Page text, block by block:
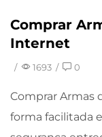
Uncategorized
Comprar
Internet
/ 1693 / 0
Comprar Armas
forma facilitada